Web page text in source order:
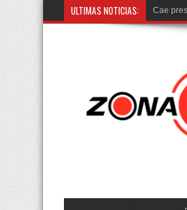
ULTIMAS NOTICIAS: Cae